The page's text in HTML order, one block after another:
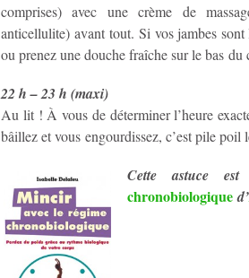
comprises) avec une crème de
anticellulite) avant tout. Si vos jambes
ou prenez une douche fraîche sur le bas du
22 h – 23 h (maxi)
Au lit ! À vous de déterminer l’heure
bâillez et vous engourdissez, c’est pile poil
Cette astuce
chronobiologique d’